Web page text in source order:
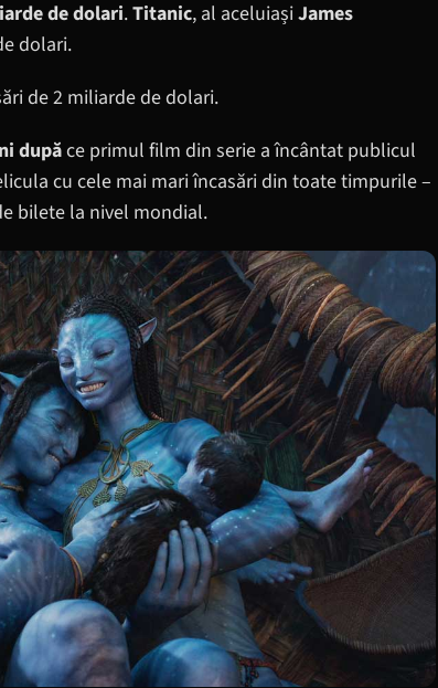
de dolari.Titanic, al aceluiașiJames
dolari.
de 2 miliarde de dolari.
dupăce primul film din serie a încântat publicul
cu cele mai mari încasări din toate timpurile –
bilete la nivel mondial.